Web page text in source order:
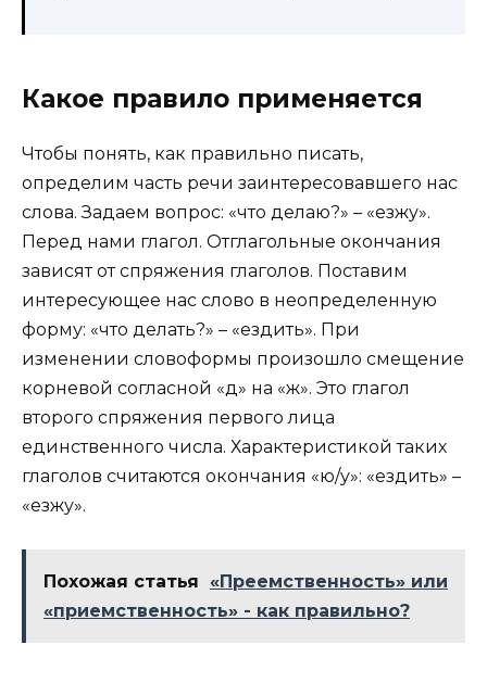
Какое правило применяется
Чтобы понять, как правильно писать,
определим часть речи заинтересовавшего нас
слова. Задаем вопрос: «что делаю?» – «езжу».
Перед нами глагол. Отглагольные окончания
зависят от спряжения глаголов. Поставим
интересующее нас слово в неопределенную
форму: «что делать?» – «ездить». При
изменении словоформы произошло смещение
корневой согласной «д» на «ж». Это глагол
второго спряжения первого лица
единственного числа. Характеристикой таких
глаголов считаются окончания «ю/у»: «ездить» –
«езжу».
Похожая статья
«Преемственность» или
«приемственность» - как правильно?